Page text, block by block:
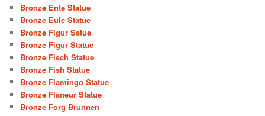
Bronze Ente Statue
Bronze Eule Statue
Bronze Figur Satue
Bronze Figur Statue
Bronze Fisch Statue
Bronze Fish Statue
Bronze Flamingo Statue
Bronze Flaneur Statue
Bronze Forg Brunnen